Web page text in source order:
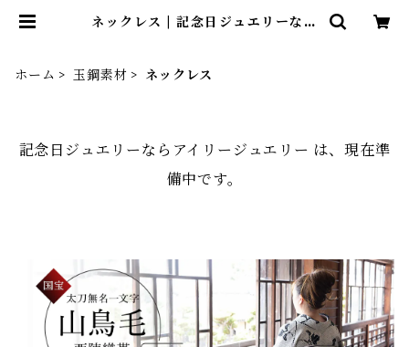
ネックレス | 記念日ジュエリーなら
ホーム 玉鋼素材 ネックレス
記念日ジュエリーならアイリージュエリー は、現在準
備中です。